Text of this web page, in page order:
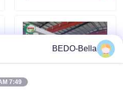
آلة تقطيع الخشب
آلة كسارة الخشب
BEDO-Bella
7:49 AM